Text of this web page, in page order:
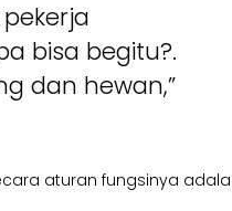
bisa begitu?.
dan hewan,”
aturan fungsinya